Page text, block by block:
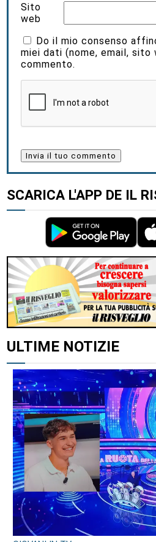
Sito
web
Do il mio consenso
miei dati (nome, email, sito
commento.
SCARICA L'APP DE IL
ALTRI ARTICOLI DI
ULTIME NOTIZIE